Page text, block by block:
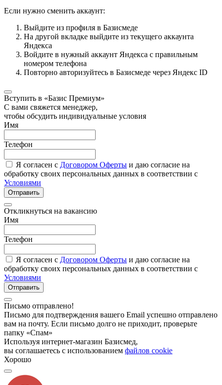
Если нужно сменить аккаунт:
Выйдите из профиля в Базисмеде
На другой вкладке выйдите из текущего аккаунта
Яндекса
Войдите в нужный аккаунт Яндекса с правильным
номером телефона
Повторно авторизуйтесь в Базисмеде через Яндекс ID
Вступить в «Базис Премиум»
С вами свяжется менеджер,
чтобы обсудить индивидуальные условия
Имя
Телефон
Я согласен с Договором Оферты и даю согласие на
обработку своих персональных данных в соответствии с
Условиями
Отправить
Откликнуться на вакансию
Имя
Телефон
Я согласен с Договором Оферты и даю согласие на
обработку своих персональных данных в соответствии с
Условиями
Отправить
Письмо отправлено!
Письмо для подтверждения вашего Email успешно отправлено
вам на почту. Если письмо долго не приходит, проверьте
папку «Спам»
Используя интернет-магазин Базисмед,
вы соглашаетесь с использованием файлов cookie
Хорошо